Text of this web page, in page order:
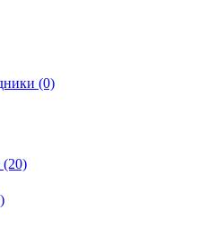
(0)
(20)